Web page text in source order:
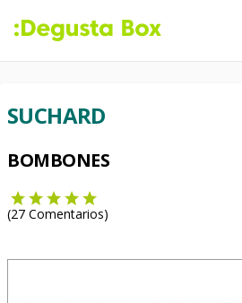
SUCHARD
BOMBONES
(27 Comentarios)